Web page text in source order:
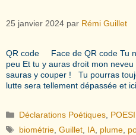
25 janvier 2024 par Rémi Guillet
QR code Face de QR code Tu
peu Et tu y auras droit mon
sauras y couper ! Tu pourras
lutte sera tellement dépassée et
Catégories
Déclarations Poétiques
Étiquettes
biométrie ,Guillet IA plume